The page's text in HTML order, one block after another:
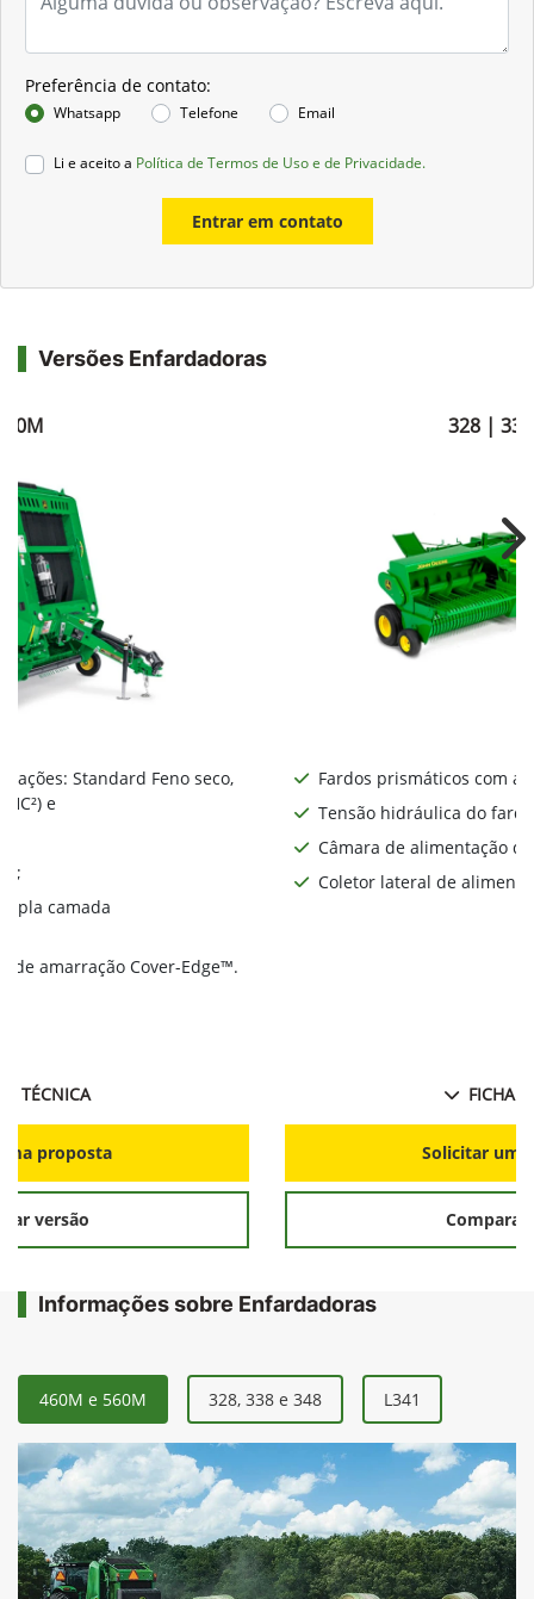
Preferência de contato:
Whatsapp Telefone Email
Li e aceito a Política de Termos de Uso e de Privacidade.
Entrar em contato
Versões Enfardadoras
Standard Feno seco,
e
camada
de amarração Cover-Edge™.
TÉCNICA
proposta
versão
328 |
Fardos prismáticos com
Tensão hidráulica do
Câmara de alimentação
Coletor lateral de
FICHA
Solicitar
Comparar
Informações sobre Enfardadoras
460M e 560M 328, 338 e 348 L341